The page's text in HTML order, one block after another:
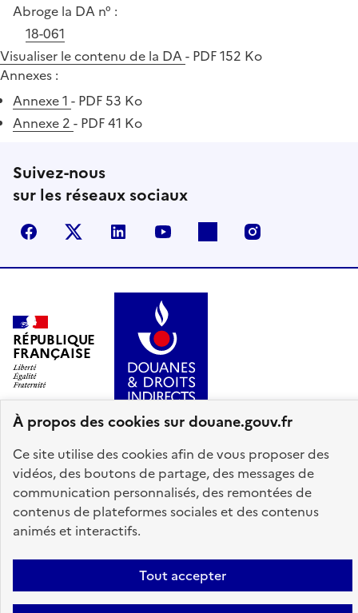
À propos des cookies sur douane.gouv.fr
Ce site utilise des cookies afin de vous proposer des
vidéos, des boutons de partage, des messages de
communication personnalisés, des remontées de
contenus de plateformes sociales et des contenus
animés et interactifs.
Tout accepter
Abroge la DA n° :
18-061
Visualiser le contenu de la DA- PDF 152 Ko
Annexes :
Annexe 1 - PDF 53 Ko
Annexe 2 - PDF 41 Ko
Suivez-nous
sur les réseaux sociaux
FacebookX (anciennement Twitter)
LinkedIn Flickr
RÉPUBLIQUE
FRANÇAISE
info.gouv.fr
service-public.gouv.fr
legifrance.gouv.fr
data.gouv.fr
Plan du site Accessibilité : partiellement conforme
Gestion des cookies
Paramètres d'affichage